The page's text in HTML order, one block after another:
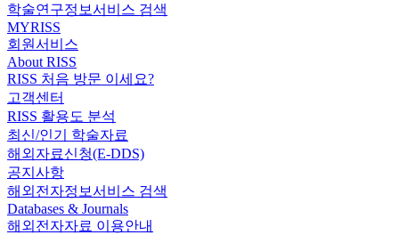
학술연구정보서비스 검색
MYRISS
회원서비스
About RISS
RISS 처음 방문 이세요?
고객센터
RISS 활용도 분석
최신/인기 학술자료
해외자료신청(E-DDS)
공지사항
해외전자정보서비스 검색
Databases & Journals
해외전자자료 이용안내